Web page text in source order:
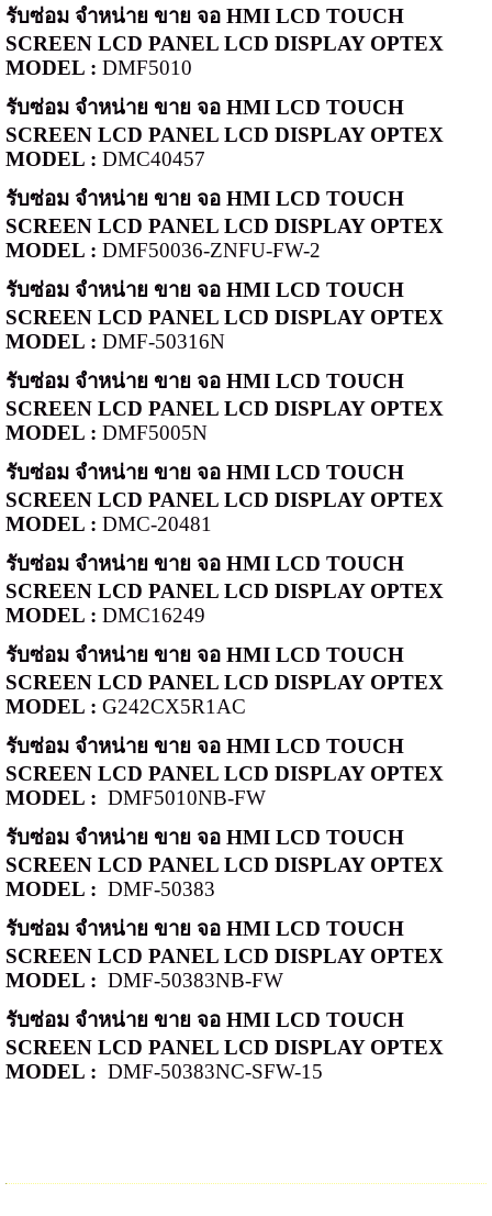
รับซ่อม จำหน่าย ขาย จอ HMI LCD TOUCH
SCREEN LCD PANEL LCD DISPLAY OPTEX
MODEL : DMF5010
รับซ่อม จำหน่าย ขาย จอ HMI LCD TOUCH
SCREEN LCD PANEL LCD DISPLAY OPTEX
MODEL : DMC40457
รับซ่อม จำหน่าย ขาย จอ HMI LCD TOUCH
SCREEN LCD PANEL LCD DISPLAY OPTEX
MODEL : DMF50036-ZNFU-FW-2
รับซ่อม จำหน่าย ขาย จอ HMI LCD TOUCH
SCREEN LCD PANEL LCD DISPLAY OPTEX
MODEL : DMF-50316N
รับซ่อม จำหน่าย ขาย จอ HMI LCD TOUCH
SCREEN LCD PANEL LCD DISPLAY OPTEX
MODEL : DMF5005N
รับซ่อม จำหน่าย ขาย จอ HMI LCD TOUCH
SCREEN LCD PANEL LCD DISPLAY OPTEX
MODEL : DMC-20481
รับซ่อม จำหน่าย ขาย จอ HMI LCD TOUCH
SCREEN LCD PANEL LCD DISPLAY OPTEX
MODEL : DMC16249
รับซ่อม จำหน่าย ขาย จอ HMI LCD TOUCH
SCREEN LCD PANEL LCD DISPLAY OPTEX
MODEL : G242CX5R1AC
รับซ่อม จำหน่าย ขาย จอ HMI LCD TOUCH
SCREEN LCD PANEL LCD DISPLAY OPTEX
MODEL : DMF5010NB-FW
รับซ่อม จำหน่าย ขาย จอ HMI LCD TOUCH
SCREEN LCD PANEL LCD DISPLAY OPTEX
MODEL : DMF-50383
รับซ่อม จำหน่าย ขาย จอ HMI LCD TOUCH
SCREEN LCD PANEL LCD DISPLAY OPTEX
MODEL : DMF-50383NB-FW
รับซ่อม จำหน่าย ขาย จอ HMI LCD TOUCH
SCREEN LCD PANEL LCD DISPLAY OPTEX
MODEL : DMF-50383NC-SFW-15